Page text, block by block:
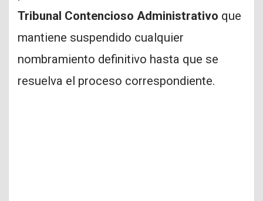
Tribunal Contencioso Administrativo que
mantiene suspendido cualquier
nombramiento definitivo hasta que se
resuelva el proceso correspondiente.